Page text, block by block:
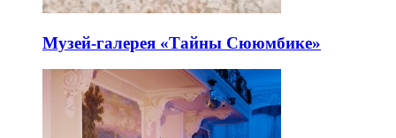
Музей-галерея «Тайны Сююмбике»